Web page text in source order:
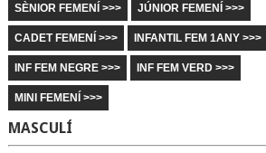
SÈNIOR FEMENÍ >>> JÚNIOR FEMENÍ >>>
CADET FEMENÍ >>> INFANTIL FEM 1ANY >>>
INF FEM NEGRE >>> INF FEM VERD >>>
MINI FEMENÍ >>>
MASCULÍ